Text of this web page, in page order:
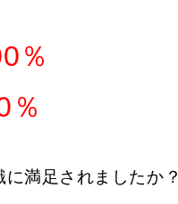
％
％
満足されましたか？